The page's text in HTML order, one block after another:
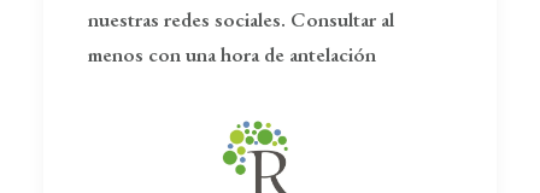
nuestras redes sociales. Consultar al
menos con una hora de antelación